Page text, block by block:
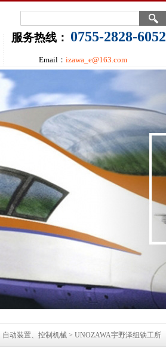
服务热线： 0755-2828-6052
Email： izawa_e@163.com
自动装置、控制机械 > UNOZAWA宇野泽组铁工所